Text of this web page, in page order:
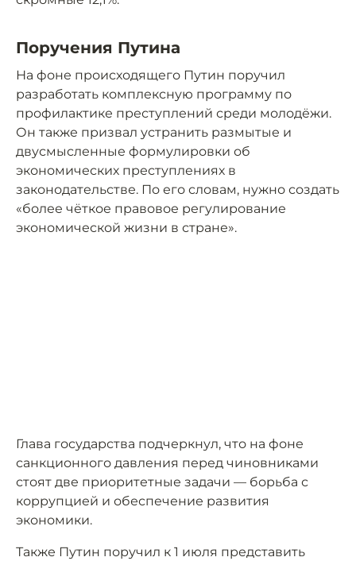
Поручения Путина
На фоне происходящего Путин поручил
разработать комплексную программу по
профилактике преступлений среди молодёжи.
Он также призвал устранить размытые и
двусмысленные формулировки об
экономических преступлениях в
законодательстве. По его словам, нужно создать
«более чёткое правовое регулирование
экономической жизни в стране».
Глава государства подчеркнул, что на фоне
санкционного давления перед чиновниками
стоят две приоритетные задачи — борьба с
коррупцией и обеспечение развития
экономики.
Также Путин поручил к 1 июля представить